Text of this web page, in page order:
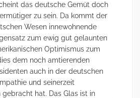
das deutsche Gemüt doch
zu sein. Da kommt der
Wesen innewohnende
zum ewig gut gelaunten
Optimismus zum
dem noch amtierenden
auch in der deutschen
und seinerzeit
hat. Das Glas ist in